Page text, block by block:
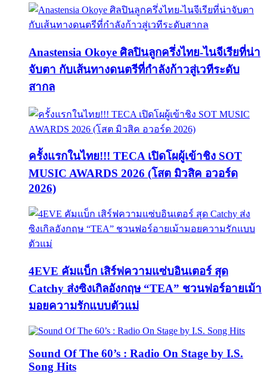
Anastensia Okoye ศิลปินลูกครึ่งไทย-ไนจีเรียที่น่า
จับตา กับเส้นทางดนตรีที่กำลังก้าวสู่เวทีระดับ
สากล
ครั้งแรกในไทย!!! TECA เปิดโผผู้เข้าชิง SOT
MUSIC AWARDS 2026 (โสต มิวสิค อวอร์ด
2026)
4EVE คัมแบ็ก เสิร์ฟความแซ่บอินเตอร์ สุด
Catchy ส่งซิงเกิลอังกฤษ “TEA” ชวนฟอร์อายเม้า
มอยความรักแบบตัวแม่
Sound Of The 60’s : Radio On Stage by I.S.
Song Hits